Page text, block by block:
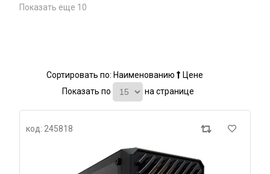
Показать еще 10
Сортировать по: Наименованию
Цене
Показать по
на странице
код: 245818